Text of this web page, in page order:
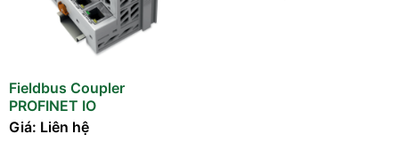
Fieldbus Coupler
PROFINET IO
Giá: Liên hệ